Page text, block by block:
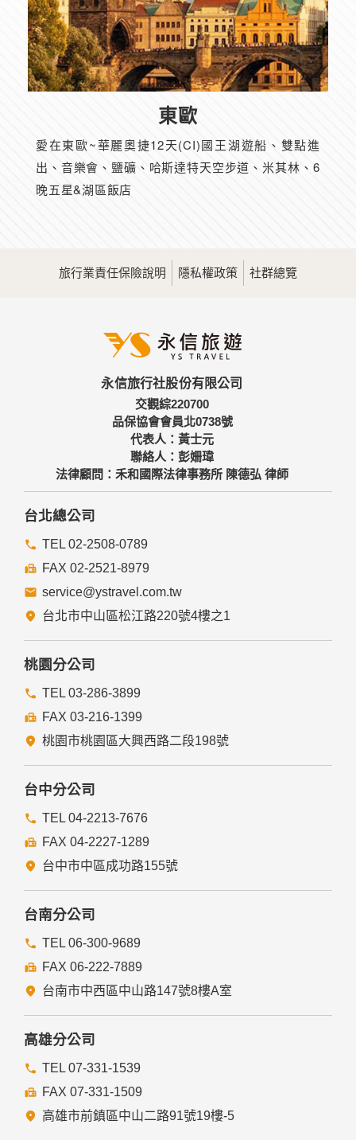
東歐
愛在東歐~華麗奧捷12天(CI)國王湖遊船、雙點進
出、音樂會、鹽礦、哈斯達特天空步道、米其林、6
晚五星&湖區飯店
旅行業責任保險說明 隱私權政策 社群總覽
永信旅行社股份有限公司
交觀綜220700
品保協會會員北0738號
代表人：黃士元
聯絡人：彭姍瑋
法律顧問：禾和國際法律事務所 陳德弘 律師
台北總公司
TEL 02-2508-0789
FAX 02-2521-8979
service@ystravel.com.tw
台北市中山區松江路220號4樓之1
桃園分公司
TEL 03-286-3899
FAX 03-216-1399
桃園市桃園區大興西路二段198號
台中分公司
TEL 04-2213-7676
FAX 04-2227-1289
台中市中區成功路155號
台南分公司
TEL 06-300-9689
FAX 06-222-7889
台南市中西區中山路147號8樓A室
高雄分公司
TEL 07-331-1539
FAX 07-331-1509
高雄市前鎮區中山二路91號19樓-5